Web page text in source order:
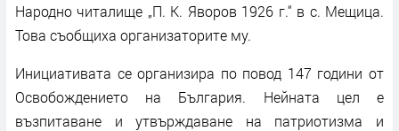
Народно читалище „П. К. Яворов 1926 г.“ в с. Мещица.
Това съобщиха организаторите му.
Инициативата се организира по повод 147 години от
Освобождението на България. Нейната цел е
възпитаване и утвърждаване на патриотизма и